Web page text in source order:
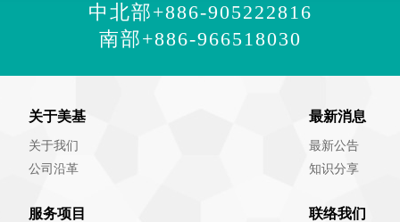
中北部+886-905222816
南部+886-966518030
关于美基
关于我们
公司沿革
服务项目
最新消息
最新公告
知识分享
联络我们